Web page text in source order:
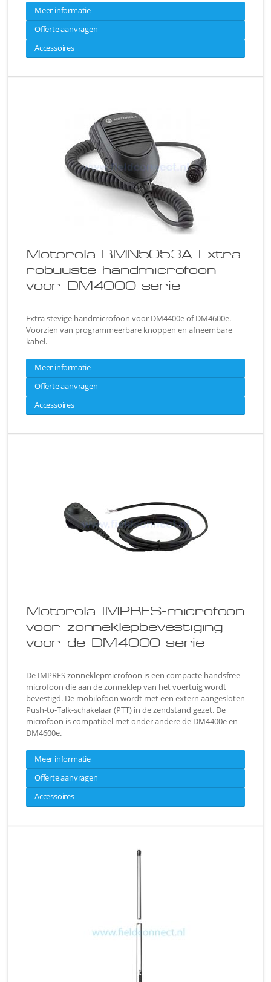
Meer informatie
Offerte aanvragen
Accessoires
Motorola RMN5053A Extra
robuuste handmicrofoon
voor DM4000-serie
Extra stevige handmicrofoon voor DM4400e of DM4600e.
Voorzien van programmeerbare knoppen en afneembare
kabel.
Meer informatie
Offerte aanvragen
Accessoires
Motorola IMPRES-microfoon
voor zonneklepbevestiging
voor de DM4000-serie
De IMPRES zonneklepmicrofoon is een compacte handsfree
microfoon die aan de zonneklep van het voertuig wordt
bevestigd. De mobilofoon wordt met een extern aangesloten
Push-to-Talk-schakelaar (PTT) in de zendstand gezet. De
microfoon is compatibel met onder andere de DM4400e en
DM4600e.
Meer informatie
Offerte aanvragen
Accessoires